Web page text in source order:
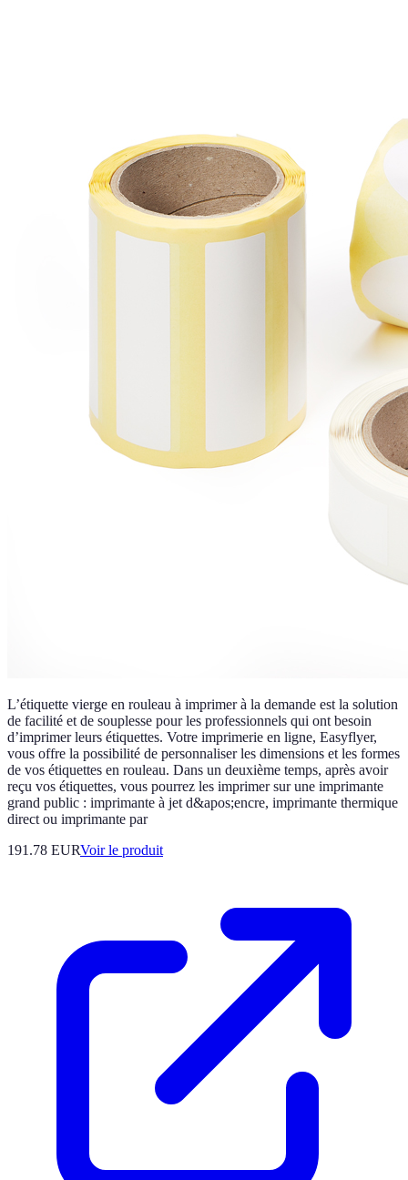
L’étiquette vierge en rouleau à imprimer à la demande est la solution
de facilité et de souplesse pour les professionnels qui ont besoin
d’imprimer leurs étiquettes. Votre imprimerie en ligne, Easyflyer,
vous offre la possibilité de personnaliser les dimensions et les formes
de vos étiquettes en rouleau. Dans un deuxième temps, après avoir
reçu vos étiquettes, vous pourrez les imprimer sur une imprimante
grand public : imprimante à jet d&apos;encre, imprimante thermique
direct ou imprimante par
191.78 EURVoir le produit